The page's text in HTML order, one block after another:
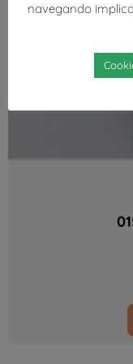
navegando